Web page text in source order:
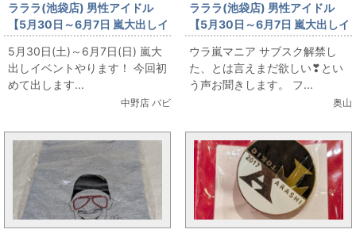
ラララ(池袋店) 男性アイドル
【5月30日～6月7日 嵐大出しイ
ベント】TOKIO×嵐 2017年限定
ピンバッジ
5月30日(土)～6月7日(日) 嵐大
出しイベントやります！ 今回初
めて出します...
中野店 バビ
ラララ(池袋店) 男性アイドル
【5月30日～6月7日 嵐大出しイ
ベント】ウラ嵐マニア お出しい
たします♪
ウラ嵐マニア サブスク解禁し
た、とは言えまだ欲しい❣とい
う声お聞きします。 フ...
奥山